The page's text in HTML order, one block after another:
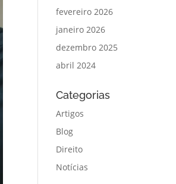
fevereiro 2026
janeiro 2026
dezembro 2025
abril 2024
Categorias
Artigos
Blog
Direito
Notícias